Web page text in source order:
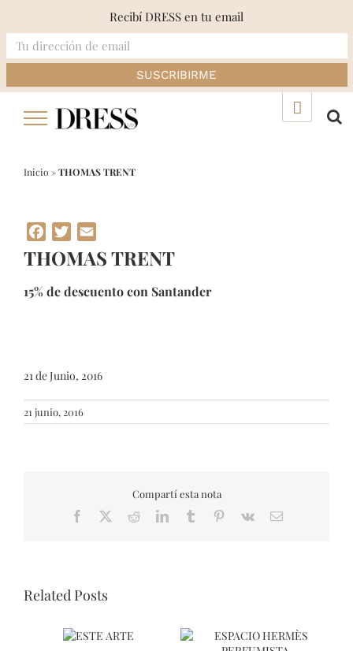
Inicio »THOMAS TRENT
Facebook
Twitter
THOMAS TRENT
15% de descuento con Santander
21 de Junio, 2016
21 junio, 2016
Compartí esta nota
Facebook RedditLinkedInTumblr Pinterest
Vk Email
Related Posts
Recibí DRESS en tu email